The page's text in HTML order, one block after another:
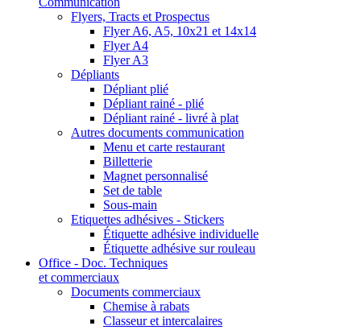
Flyers, Tracts et Prospectus
Flyer A6, A5, 10x21 et 14x14
Flyer A4
Flyer A3
Dépliants
Dépliant plié
Dépliant rainé - plié
Dépliant rainé - livré à plat
Autres documents communication
Menu et carte restaurant
Billetterie
Magnet personnalisé
Set de table
Sous-main
Etiquettes adhésives - Stickers
Étiquette adhésive individuelle
Étiquette adhésive sur rouleau
Office - Doc. Techniques
et commerciaux
Documents commerciaux
Chemise à rabats
Classeur et intercalaires